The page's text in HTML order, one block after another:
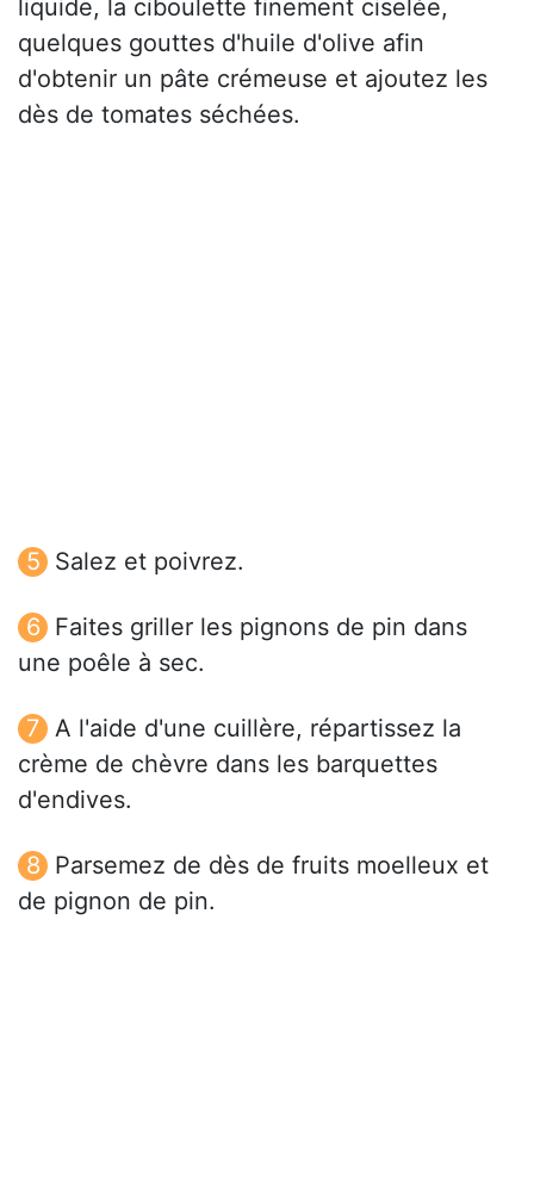
liquide, la ciboulette finement ciselée,
quelques gouttes d'huile d'olive afin
d'obtenir un pâte crémeuse et ajoutez les
dès de tomates séchées.
Salez et poivrez.
Faites griller les pignons de pin dans
une poêle à sec.
A l'aide d'une cuillère, répartissez la
crème de chèvre dans les barquettes
d'endives.
Parsemez de dès de fruits moelleux et
de pignon de pin.